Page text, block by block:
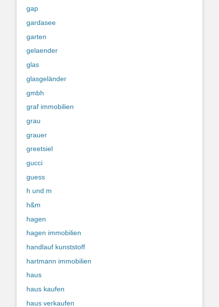
gap
gardasee
garten
gelaender
glas
glasgeländer
gmbh
graf immobilien
grau
grauer
greetsiel
gucci
guess
h und m
h&m
hagen
hagen immobilien
handlauf kunststoff
hartmann immobilien
haus
haus kaufen
haus verkaufen